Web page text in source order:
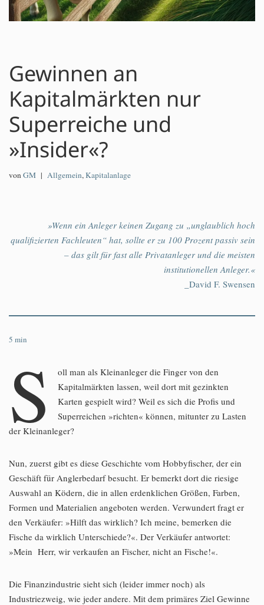
Gewinnen an
Kapitalmärkten nur
Superreiche und
»Insider«?
vonGM Allgemein,Kapitalanlage
»Wenn ein Anleger keinen Zugang zu „unglaublich hoch
qualifizierten Fachleuten“ hat, sollte er zu 100 Prozent passiv sein
– das gilt für fast alle Privatanleger und die meisten
institutionellen Anleger.«
_David F. Swensen
5 min
S
oll man als Kleinanleger die Finger von den
Kapitalmärkten lassen, weil dort mit gezinkten
Karten gespielt wird? Weil es sich die Profis und
Superreichen »richten« können, mitunter zu Lasten
der Kleinanleger?
Nun, zuerst gibt es diese Geschichte vom Hobbyfischer, der ein
Geschäft für Anglerbedarf besucht. Er bemerkt dort die riesige
Auswahl an Ködern, die in allen erdenklichen Größen, Farben,
Formen und Materialien angeboten werden. Verwundert fragt er
den Verkäufer: »Hilft das wirklich? Ich meine, bemerken die
Fische da wirklich Unterschiede?«. Der Verkäufer antwortet:
»Mein Herr, wir verkaufen an Fischer, nicht an Fische!«.
Die Finanzindustrie sieht sich (leider immer noch) als
Industriezweig, wie jeder andere. Mit dem primäres Ziel Gewinne